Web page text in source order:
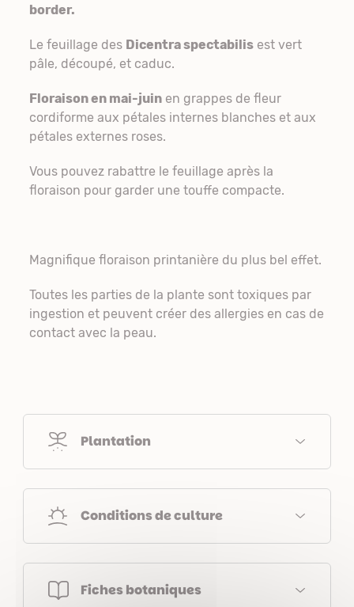
border.
Le feuillage des Dicentra spectabilisest vert
pâle, découpé, et caduc.
Floraison en mai-juinen grappes de fleur
cordiforme aux pétales internes blanches et aux
pétales externes roses.
Vous pouvez rabattre le feuillage après la
floraison pour garder une touffe compacte.
Magnifique floraison printanière du plus bel effet.
Toutes les parties de la plante sont toxiques par
ingestion et peuvent créer des allergies en cas de
contact avec la peau.
Plantation
Conditions de culture
Fiches botaniques